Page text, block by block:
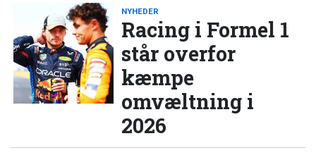
NYHEDER
Racing i Formel 1
står overfor
kæmpe
omvæltning i
2026